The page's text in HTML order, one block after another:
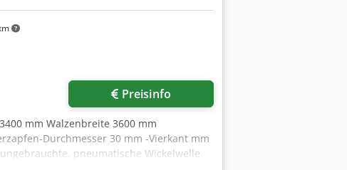
Preisinfo
mm Walzenbreite 3600 mm
Durchmesser 30 mm -Vierkant mm
pneumatische Wickelwelle